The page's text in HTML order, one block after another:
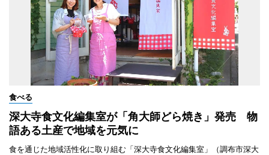
食べる
深大寺食文化編集室が「角大師どら焼き」発売 物
語ある土産で地域を元気に
食を通じた地域活性化に取り組む「深大寺食文化編集室」（調布市深大